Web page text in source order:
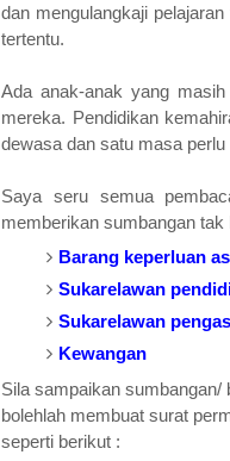
dan mengulangkaji
tertentu.
Ada anak-anak yang
mereka. Pendidikan
dewasa dan satu masa
Saya seru semua
memberikan sumbangan
Barang keperluan
Sukarelawan
Sukarelawan
Kewangan
Sila sampaikan sumbangan/
bolehlah membuat surat
seperti berikut :